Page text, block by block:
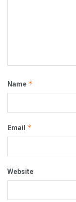
Name *
Email *
Website